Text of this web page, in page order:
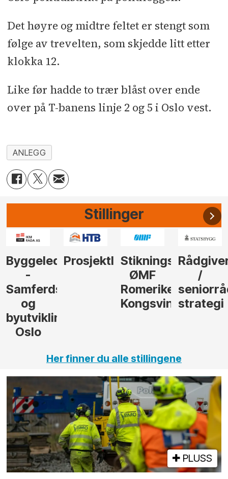
Det høyre og midtre feltet er stengt som
følge av trevelten, som skjedde litt etter
klokka 12.
Like før hadde to trær blåst over ende
over på T-banens linje 2 og 5 i Oslo vest.
ANLEGG
Stillinger
ProsjektlederStikningsingeniør
Kongsvinger
Rådgiver
/
seniorrådgiver
strategi
til
i Gulen
Her finner du alle stillingene
PLUSS